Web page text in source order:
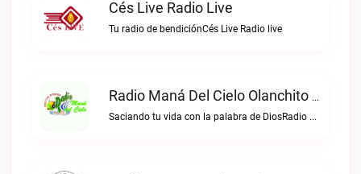
Cés Live Radio Live
Tu radio de bendiciónCés Live Radio live
Radio Maná Del Cielo Olanchito Live
Saciando tu vida con la palabra de DiosRadio Maná del Cielo Olanchito live